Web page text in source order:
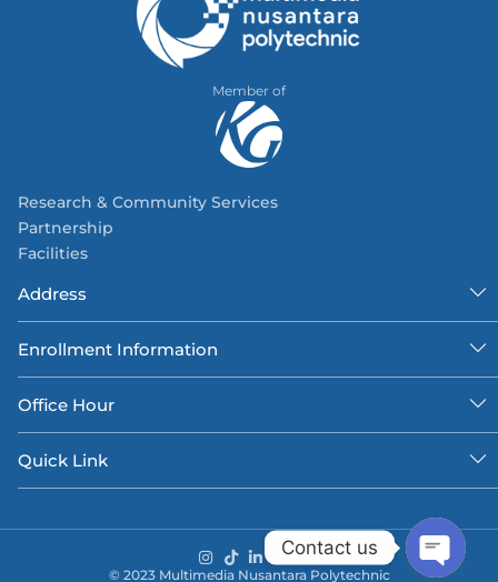
Member of
Research & Community Services
Partnership
Facilities
Address
Enrollment Information
Office Hour
Quick Link
© 2023 Multimedia Nusantara Polytechnic
Contact us